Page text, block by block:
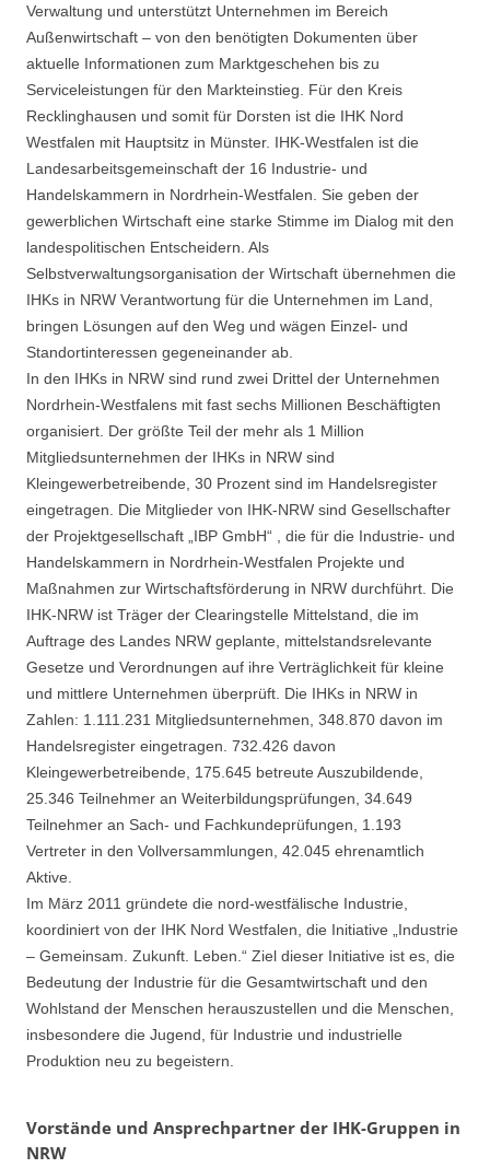
Verwaltung und unterstützt Unternehmen im Bereich
Außenwirtschaft – von den benötigten Dokumenten über
aktuelle Informationen zum Marktgeschehen bis zu
Serviceleistungen für den Markteinstieg. Für den Kreis
Recklinghausen und somit für Dorsten ist die IHK Nord
Westfalen mit Hauptsitz in Münster. IHK-Westfalen ist die
Landesarbeitsgemeinschaft der 16 Industrie- und
Handelskammern in Nordrhein-Westfalen. Sie geben der
gewerblichen Wirtschaft eine starke Stimme im Dialog mit den
landespolitischen Entscheidern. Als
Selbstverwaltungsorganisation der Wirtschaft übernehmen die
IHKs in NRW Verantwortung für die Unternehmen im Land,
bringen Lösungen auf den Weg und wägen Einzel- und
Standortinteressen gegeneinander ab.
In den IHKs in NRW sind rund zwei Drittel der Unternehmen
Nordrhein-Westfalens mit fast sechs Millionen Beschäftigten
organisiert. Der größte Teil der mehr als 1 Million
Mitgliedsunternehmen der IHKs in NRW sind
Kleingewerbetreibende, 30 Prozent sind im Handelsregister
eingetragen. Die Mitglieder von IHK-NRW sind Gesellschafter
der Projektgesellschaft „IBP GmbH“ , die für die Industrie- und
Handelskammern in Nordrhein-Westfalen Projekte und
Maßnahmen zur Wirtschaftsförderung in NRW durchführt. Die
IHK-NRW ist Träger der Clearingstelle Mittelstand, die im
Auftrage des Landes NRW geplante, mittelstandsrelevante
Gesetze und Verordnungen auf ihre Verträglichkeit für kleine
und mittlere Unternehmen überprüft. Die IHKs in NRW in
Zahlen: 1.111.231 Mitgliedsunternehmen, 348.870 davon im
Handelsregister eingetragen. 732.426 davon
Kleingewerbetreibende, 175.645 betreute Auszubildende,
25.346 Teilnehmer an Weiterbildungsprüfungen, 34.649
Teilnehmer an Sach- und Fachkundeprüfungen, 1.193
Vertreter in den Vollversammlungen, 42.045 ehrenamtlich
Aktive.
Im März 2011 gründete die nord-westfälische Industrie,
koordiniert von der IHK Nord Westfalen, die Initiative „Industrie
– Gemeinsam. Zukunft. Leben.“ Ziel dieser Initiative ist es, die
Bedeutung der Industrie für die Gesamtwirtschaft und den
Wohlstand der Menschen herauszustellen und die Menschen,
insbesondere die Jugend, für Industrie und industrielle
Produktion neu zu begeistern.
Vorstände und Ansprechpartner der IHK-Gruppen in
NRW